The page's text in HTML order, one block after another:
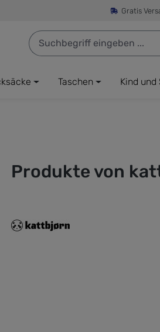
Gratis
Taschen Kind und
Produkte von